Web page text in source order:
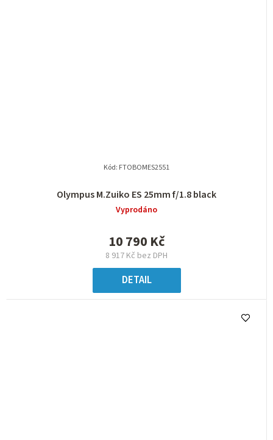
Olympus M.Zuiko ES 25mm f/1.8 black
Vyprodáno
8 917 Kč bez DPH
10 790 Kč
DETAIL
Kód: FTOBOMES2551